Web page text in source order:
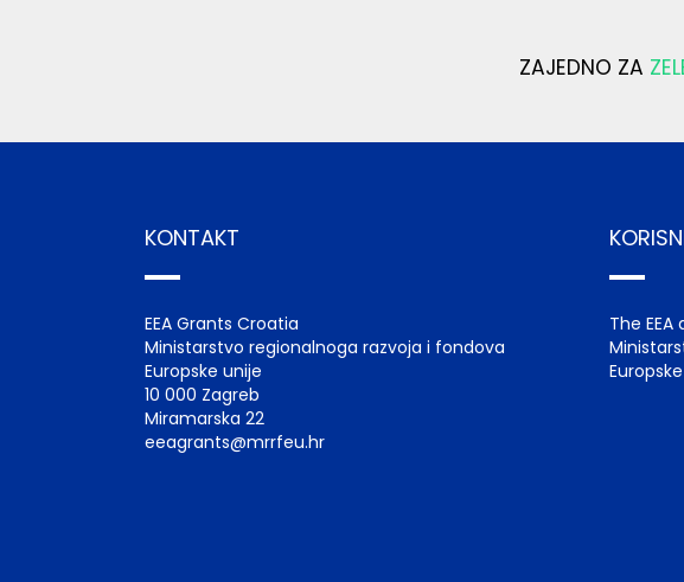
ZAJEDNO ZA
KONTAKT
EEA Grants Croatia
Ministarstvo regionalnoga razvoja i fondova
Europske unije
10 000 Zagreb
Miramarska 22
eeagrants@mrrfeu.hr
The